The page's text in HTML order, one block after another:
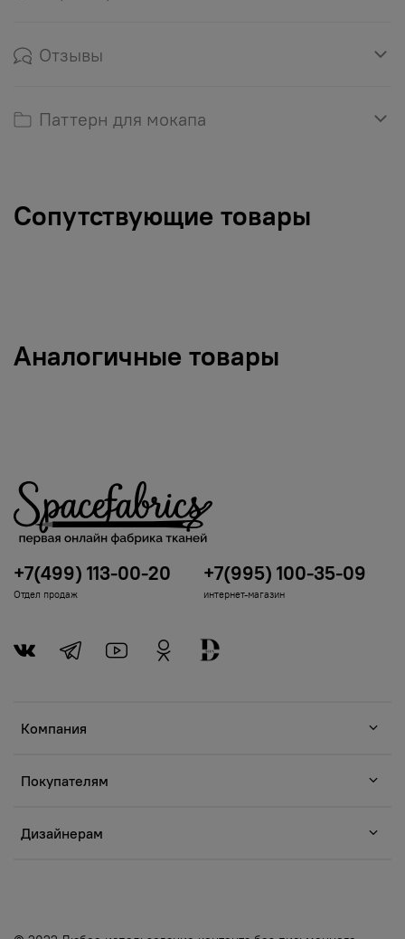
Отзывы
Паттерн для мокапа
Сопутствующие товары
Аналогичные товары
Компания
Покупателям
Дизайнерам
+7(499) 113-00-20
Отдел продаж
+7(995) 100-35-09
интернет-магазин